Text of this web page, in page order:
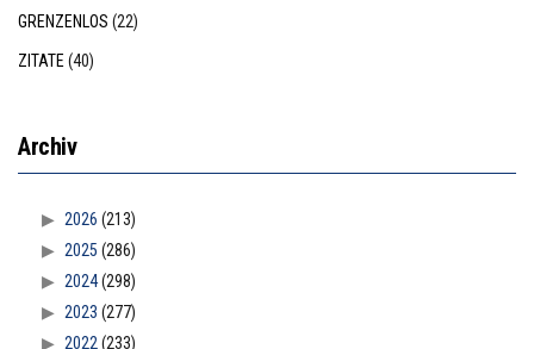
GRENZENLOS (22)
ZITATE (40)
Archiv
2026 (213)
2025 (286)
2024(298)
2023 (277)
2022 (233)